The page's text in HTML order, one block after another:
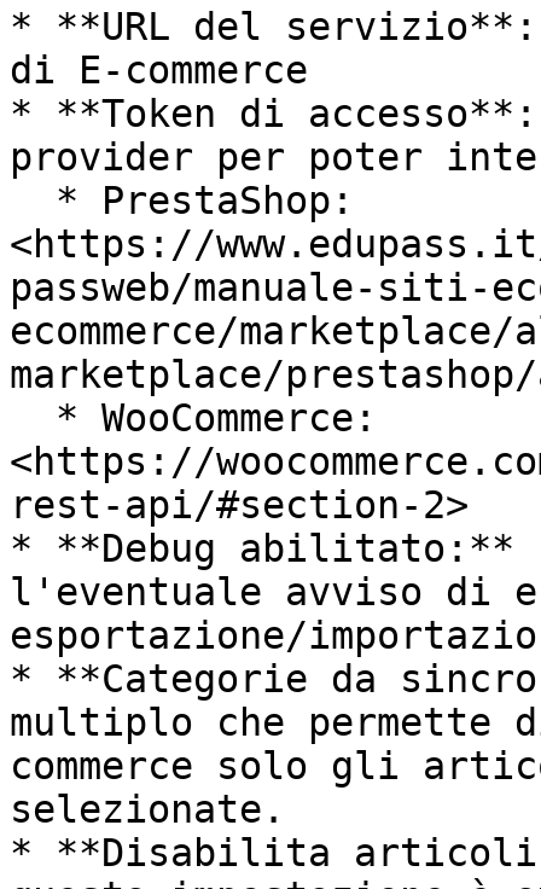
* **URL del
di E-commerce
* **Token di
provider per poter
<https://
passweb/manuale-siti-
ecommerce/
marketplace/
<https://
rest-api/#section-2>
* **Debug abilitato:**
l'eventuale avviso di
esportazione/
* **Categorie da
multiplo che
commerce solo gli
selezionate.
* **Disabilita articoli